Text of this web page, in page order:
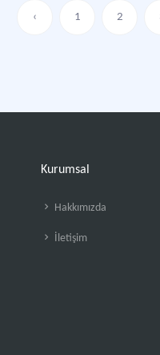
‹ 1 2
Kurumsal
Hakkımızda
İletişim